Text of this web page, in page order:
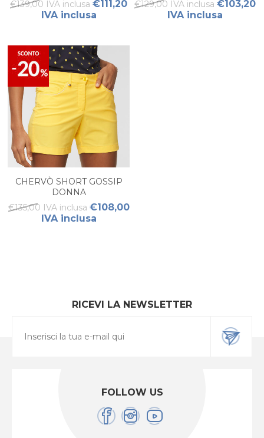
€139,00 IVA inclusa €111,20
IVA inclusa
€129,00 IVA inclusa €103,20
IVA inclusa
CHERVÒ SHORT GOSSIP
DONNA
€135,00 IVA inclusa €108,00
IVA inclusa
RICEVI LA NEWSLETTER
FOLLOW US